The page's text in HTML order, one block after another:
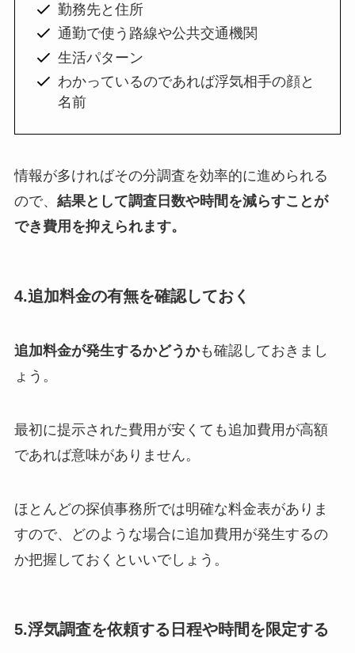
勤務先と住所
通勤で使う路線や公共交通機関
生活パターン
わかっているのであれば浮気相手の顔と
名前
情報が多ければその分調査を効率的に進められる
ので、 結果として調査日数や時間を減らすことが
でき費用を抑えられます。
4.追加料金の有無を確認しておく
追加料金が発生するかどうかも確認しておきまし
ょう。
最初に提示された費用が安くても追加費用が高額
であれば意味がありません。
ほとんどの探偵事務所では明確な料金表がありま
すので、どのような場合に追加費用が発生するの
か把握しておくといいでしょう。
5.浮気調査を依頼する日程や時間を限定する